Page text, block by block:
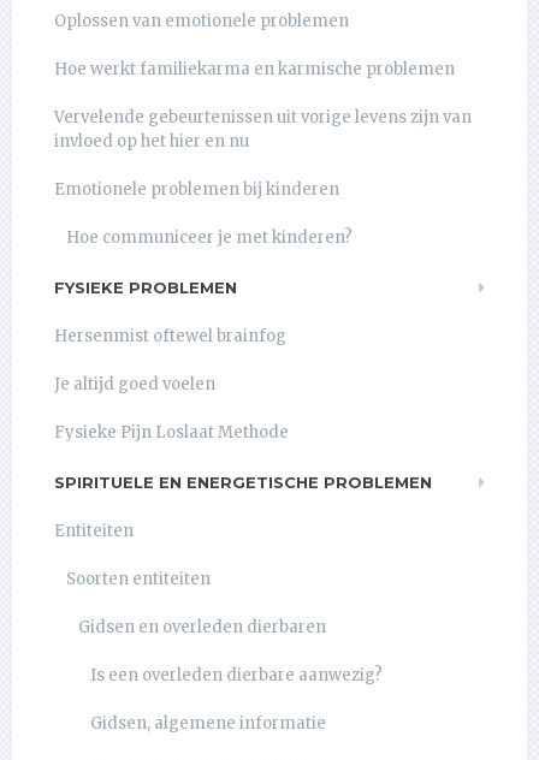
Oplossen van emotionele problemen
Hoe werkt familiekarma en karmische problemen
Vervelende gebeurtenissen uit vorige levens zijn van
invloed op het hier en nu
Emotionele problemen bij kinderen
Hoe communiceer je met kinderen?
FYSIEKE PROBLEMEN
Hersenmist oftewel brainfog
Je altijd goed voelen
Fysieke Pijn Loslaat Methode
SPIRITUELE EN ENERGETISCHE PROBLEMEN
Entiteiten
Soorten entiteiten
Gidsen en overleden dierbaren
Is een overleden dierbare aanwezig?
Gidsen, algemene informatie